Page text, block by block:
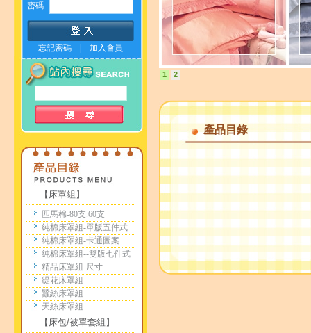
密碼
忘記密碼 加入會員
【床罩組】
匹馬棉-80支.60支
純棉床罩組-單版五件式
純棉床罩組-卡通圖案
純棉床罩組--雙版七件式
精品床罩組-尺寸
緹花床罩組
蠶絲床罩組
天絲床罩組
【床包/被單套組】
1 2
產品目錄